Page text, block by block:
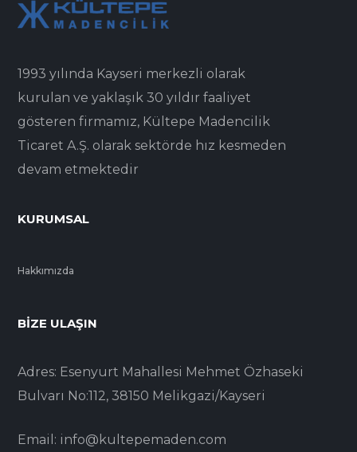
1993 yılında Kayseri merkezli olarak
kurulan ve yaklaşık 30 yıldır faaliyet
gösteren firmamız, Kültepe Madencilik
Ticaret A.Ş. olarak sektörde hız kesmeden
devam etmektedir
KURUMSAL
Hakkımızda
BIZE ULAŞIN
Adres: Esenyurt Mahallesi Mehmet Özhaseki
Bulvarı No:112, 38150 Melikgazi/Kayseri
Email: info@kultepemaden.com